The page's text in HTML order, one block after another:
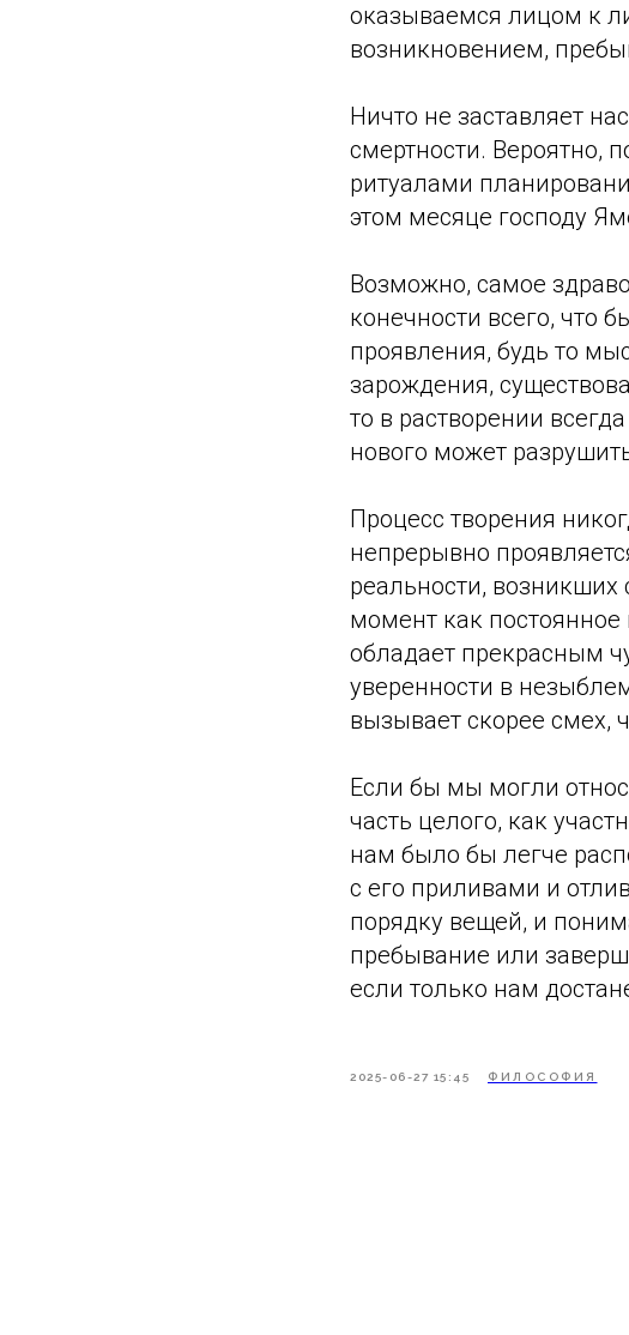
оказываемся лицом к
возникновением,
Ничто не заставляет
смертности. Вероятно,
ритуалами
этом месяце господу
Возможно, самое
конечности всего, что
проявления, будь то
зарождения,
то в растворении
нового может
Процесс творения
непрерывно
реальности, возникших
момент как
обладает прекрасным
уверенности в
вызывает скорее смех,
Если бы мы могли
часть целого, как
нам было бы легче
с его приливами и
порядку вещей, и
пребывание или
если только нам
2025-06-27 15:45 ФИЛОСОФИЯ